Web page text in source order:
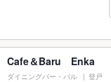
Cafe＆Baru Enka
ダイニングバー・バル 登戸